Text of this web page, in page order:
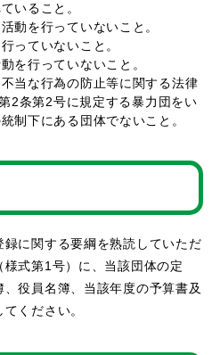
いること。
動を行っていないこと。
っていないこと。
を行っていないこと。
当な行為の防止等に関する法律
2条第2号に規定する暴力団をい
制下にある団体でないこと。
に関する要綱を熟読していただ
式第1号）に、当該団体の定
役員名簿、当該年度の予算書及
ください。